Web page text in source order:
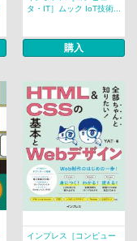
タ・IT］ムック IoT技術...
購入
インプレス［コンピュー